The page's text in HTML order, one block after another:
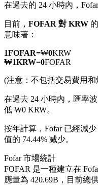
TradFi
USDC永續
多種以USDC結算的
在過去的 24 小時內，
目前， FOFAR 對 KRW
意味著：
1FOFAR=₩0KRW
₩1KRW=0FOFAR
(注意：不包括交易費用
在過去 24 小時內，匯率
低 ₩0 KRW。
按年計算，Fofar 已經減
值的 74.44% 减少。
Fofar 市場統計
FOFAR 是一種建立在
應量為 420.69B，目前總